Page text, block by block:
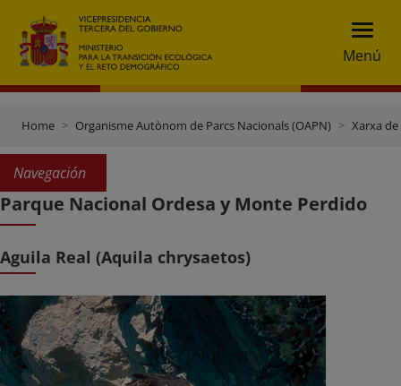
Menú
Home Organisme Autònom de Parcs Nacionals (OAPN) Xarxa
Navegación
Parque Nacional Ordesa y Monte Perdido
Aguila Real (Aquila chrysaetos)